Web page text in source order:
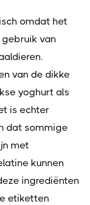
omdat het
van
van de dikke
yoghurt als
is echter
dat sommige
met
kunnen
ingrediënten
etiketten